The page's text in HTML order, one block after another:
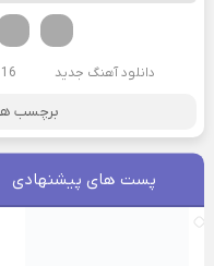
دانلود آهنگ جدید 16 سپتامبر 2022
برچسب
پست های پیشنهادی